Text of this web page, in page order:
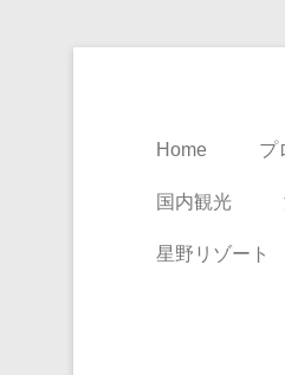
Home プ
国内観光
星野リゾート